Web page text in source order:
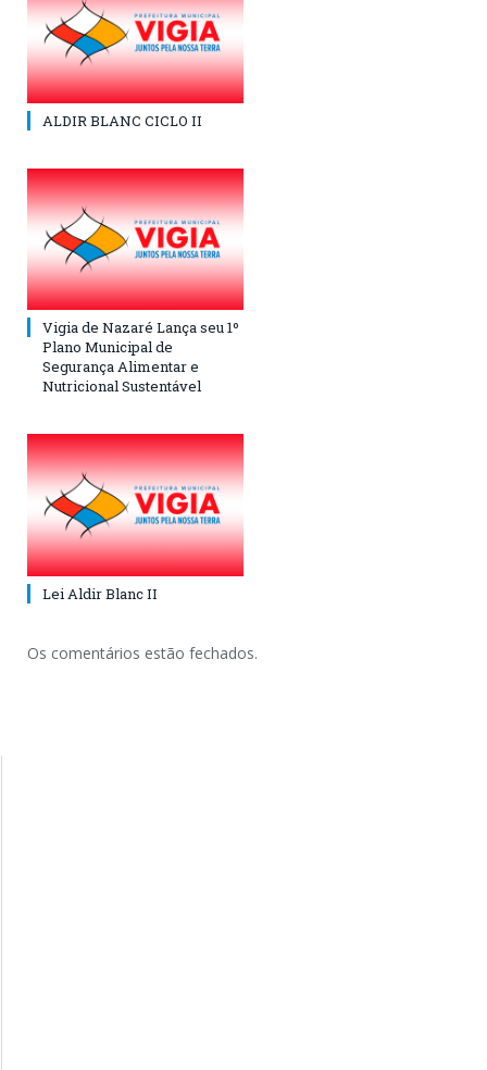
ALDIR BLANC CICLO II
Vigia de Nazaré Lança seu 1º
Plano Municipal de
Segurança Alimentar e
Nutricional Sustentável
Lei Aldir Blanc II
Os comentários estão fechados.